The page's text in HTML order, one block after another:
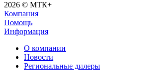
2026 © МТК+
Компания
Помощь
Информация
О компании
Новости
Региональные дилеры